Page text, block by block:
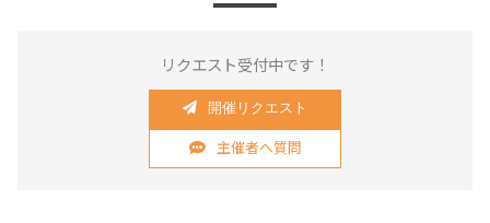
リクエスト受付中です！
開催リクエスト
主催者へ質問